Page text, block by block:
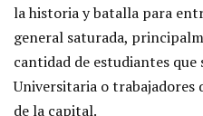
la historia y batalla para
general saturada,
cantidad de estudiantes que
Universitaria o trabajadores
de la capital.